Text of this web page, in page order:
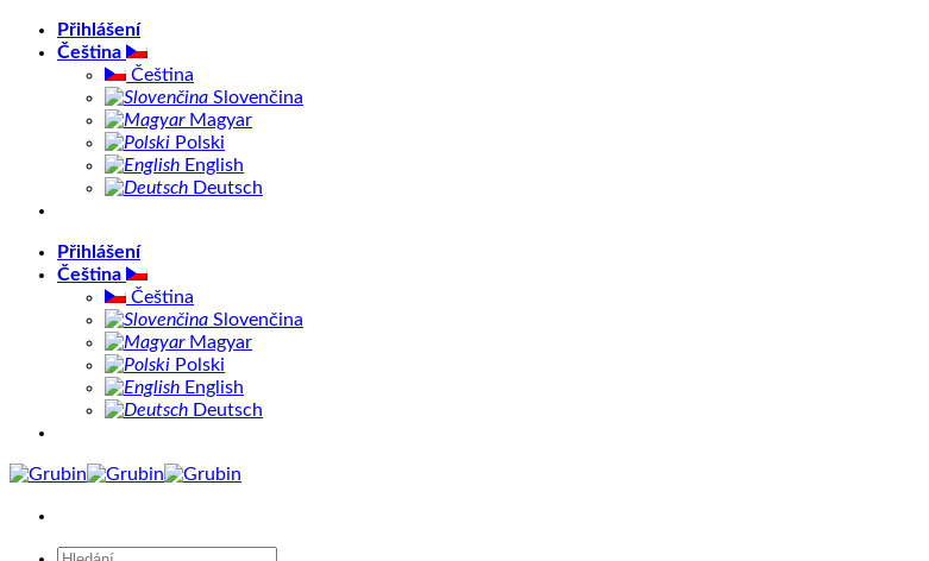
PřeskočitPřihlášení
Čeština
Čeština
Slovenčina
Magyar
Polski
English
Deutsch
Přihlášení
Čeština
Čeština
Slovenčina
Magyar
Polski
English
Deutsch
Hledat: